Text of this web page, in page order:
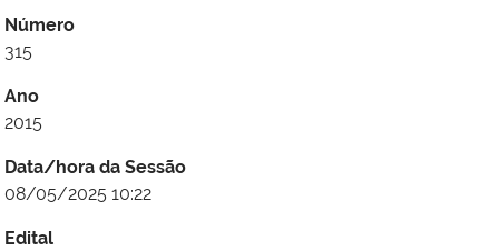
Número
315
Ano
2015
Data/hora da Sessão
08/05/2025 10:22
Edital